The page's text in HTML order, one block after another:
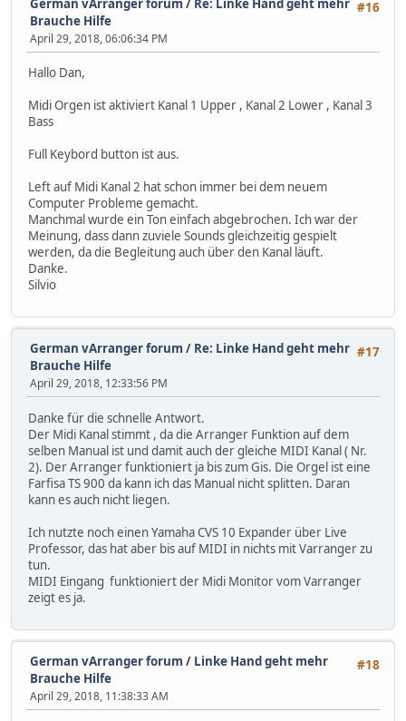
#16
Brauche Hilfe
April 29, 2018, 06:06:34 PM
Hallo Dan,
Midi Orgen ist aktiviert Kanal 1 Upper , Kanal 2 Lower , Kanal 3
Bass
Full Keybord button ist aus.
Left auf Midi Kanal 2 hat schon immer bei dem neuem
Computer Probleme gemacht.
Manchmal wurde ein Ton einfach abgebrochen. Ich war der
Meinung, dass dann zuviele Sounds gleichzeitig gespielt
werden, da die Begleitung auch über den Kanal läuft.
Danke.
Silvio
#17
German vArranger forum / Re: Linke Hand geht mehr
Brauche Hilfe
April 29, 2018, 12:33:56 PM
Danke für die schnelle Antwort.
Der Midi Kanal stimmt , da die Arranger Funktion auf dem
selben Manual ist und damit auch der gleiche MIDI Kanal ( Nr.
2). Der Arranger funktioniert ja bis zum Gis. Die Orgel ist eine
Farfisa TS 900 da kann ich das Manual nicht splitten. Daran
kann es auch nicht liegen.
Ich nutzte noch einen Yamaha CVS 10 Expander über Live
Professor, das hat aber bis auf MIDI in nichts mit Varranger zu
tun.
MIDI Eingang funktioniert der Midi Monitor vom Varranger
zeigt es ja.
#18
German vArranger forum / Linke Hand geht mehr
Brauche Hilfe
April 29, 2018, 11:38:33 AM